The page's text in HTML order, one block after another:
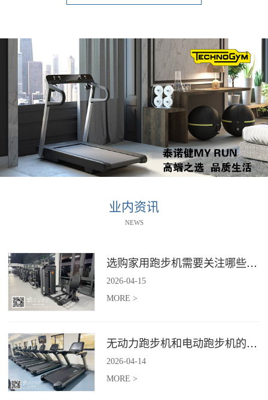
业内资讯
NEWS
选购家用跑步机需要关注哪些核心参数？
2026-04-15
MORE >
无动力跑步机和电动跑步机的区别是什么？
2026-04-14
MORE >